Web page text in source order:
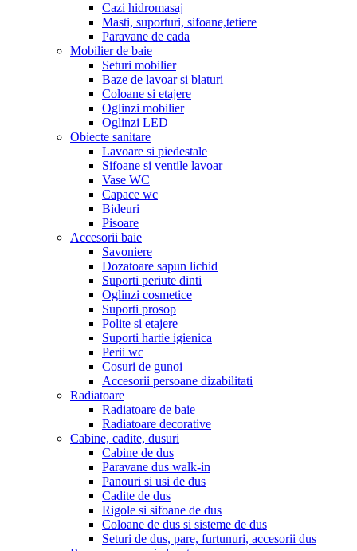
Cazi hidromasaj
Masti, suporturi, sifoane,tetiere
Paravane de cada
Mobilier de baie
Seturi mobilier
Baze de lavoar si blaturi
Coloane si etajere
Oglinzi mobilier
Oglinzi LED
Obiecte sanitare
Lavoare si piedestale
Sifoane si ventile lavoar
Vase WC
Capace wc
Bideuri
Pisoare
Accesorii baie
Savoniere
Dozatoare sapun lichid
Suporti periute dinti
Oglinzi cosmetice
Suporti prosop
Polite si etajere
Suporti hartie igienica
Perii wc
Cosuri de gunoi
Accesorii persoane dizabilitati
Radiatoare
Radiatoare de baie
Radiatoare decorative
Cabine, cadite, dusuri
Cabine de dus
Paravane dus walk-in
Panouri si usi de dus
Cadite de dus
Rigole si sifoane de dus
Coloane de dus si sisteme de dus
Seturi de dus, pare, furtunuri, accesorii dus